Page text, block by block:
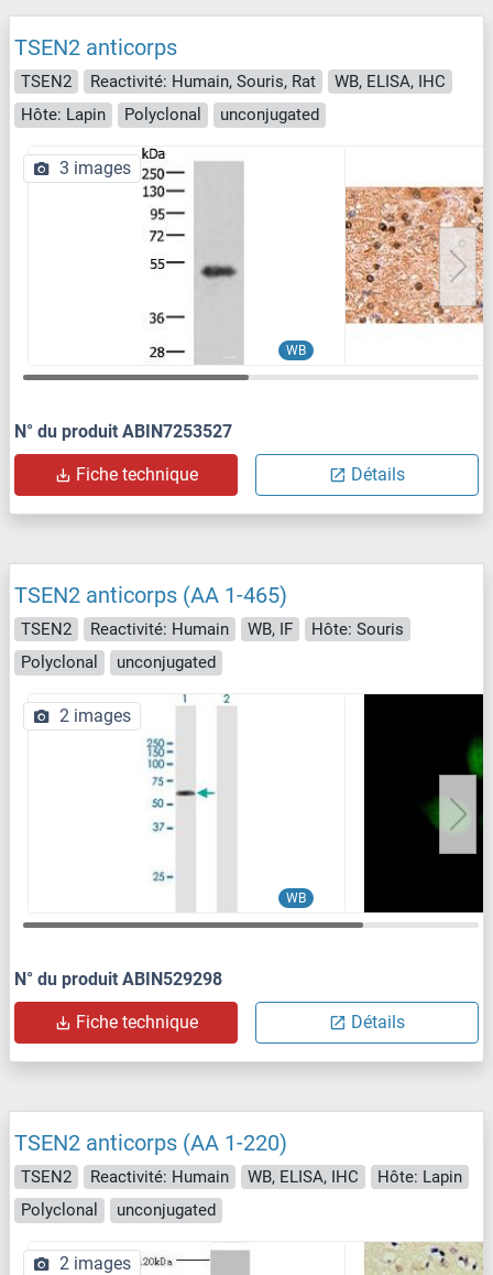
TSEN2 anticorps
TSEN2 Reactivité: Humain, Souris, Rat
WB, ELISA, IHC
Hôte: Lapin
Polyclonal unconjugated
WB
3 images
N° du produit ABIN7253527
Fiche technique Détails
TSEN2 anticorps (AA 1-465)
TSEN2 Reactivité: Humain WB, IF
Hôte: Souris
Polyclonal
unconjugated
WB
2 images
N° du produit ABIN529298
Fiche technique Détails
TSEN2 anticorps (AA 1-220)
TSEN2 Reactivité: Humain WB, ELISA, IHC
Hôte: Lapin
Polyclonal
unconjugated
2 images